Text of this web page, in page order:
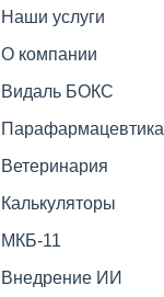
Наши услуги
О компании
Видаль БОКС
Парафармацевтика
Ветеринария
Калькуляторы
МКБ-11
Внедрение ИИ